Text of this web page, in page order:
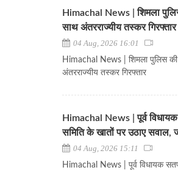
Himachal News | शिमला
साथ अंतरराज्यीय तस्कर गिरफ्तार
04 Aug, 2026 16:01
Himachal News | शिमला पुलिस की
अंतरराज्यीय तस्कर गिरफ्तार
Himachal News | पूर्व विधायक
समिति के खातों पर उठाए सवाल,
04 Aug, 2026 15:11
Himachal News | पूर्व विधायक